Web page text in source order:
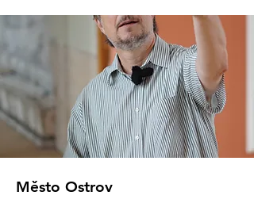
Město Ostrov